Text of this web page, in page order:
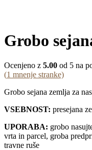
Grobo
Ocenjeno z 5.00 od 5 na
(1 mnenje stranke)
Grobo sejana zemlja za
VSEBNOST: presejana
UPORABA: grobo
vrta in parcel, groba
travne ruše